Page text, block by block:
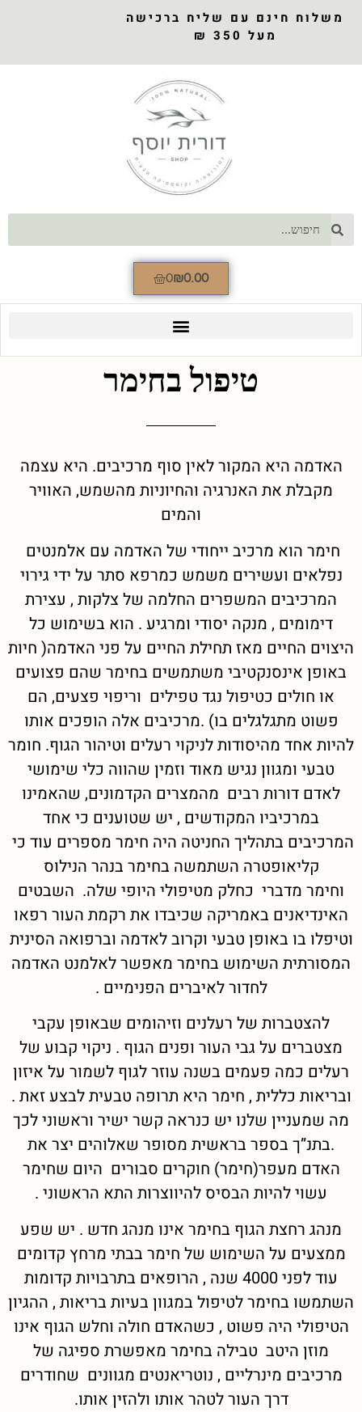
משלוח חינם עם שליח ברכישה
מעל 350 ₪
₪0.00
0
טיפול בחימר
האדמה היא המקור לאין סוף מרכיבים. היא עצמה
מקבלת את האנרגיה והחיוניות מהשמש, האוויר
והמים
חימר הוא מרכיב ייחודי של האדמה עם אלמנטים
נפלאים ועשירים משמש כמרפא סתר על ידי גירוי
המרכיבים המשפרים החלמה של צלקות , עצירת
דימומים , מנקה יסודי ומרגיע . הוא בשימוש כל
היצוים החיים מאז תחילת החיים על פני האדמה( חיות
באופן אינסנקטיבי משתמשים בחימר שהם פצועים
או חולים כטיפול נגד טפילים וריפוי פצעים, הם
פשוט מתגלגלים בו) .מרכיבים אלה הופכים אותו
להיות אחד מהיסודות לניקוי רעלים וטיהור הגוף. חומר
טבעי ומגוון נגיש מאוד וזמין שהווה כלי שימושי
לאדם דורות רבים מהמצרים הקדמונים, שהאמינו
במרכיביו המקודשים , יש שטוענים כי אחד
המרכיבים בתהליך החניטה היה חימר מספרים עוד כי
קליאופטרה השתמשה בחימר בנהר הנילוס
וחימר מדברי כחלק מטיפולי היופי שלה. השבטים
האינדיאנים באמריקה שכיבדו את רקמת העור רפאו
וטיפלו בו באופן טבעי וקרוב לאדמה וברפואה הסינית
המסורתית השימוש בחימר מאפשר לאלמנט האדמה
לחדור לאיברים הפנימיים .
להצטברות של רעלנים וזיהומים שבאופן עקבי
מצטברים על גבי העור ופנים הגוף . ניקוי קבוע של
רעלים כמה פעמים בשנה עוזר לגוף לשמור על איזון
ובריאות כללית , חימר היא תרופה טבעית לבצע זאת .
מה שמעניין שלנו יש כנראה קשר ישיר וראשוני לכך
.בתנ”ך בספר בראשית מסופר שאלוהים יצר את
האדם מעפר(חימר) חוקרים סבורים היום שחימר
עשוי להיות הבסיס להיווצרות התא הראשוני .
מנהג רחצת הגוף בחימר אינו מנהג חדש . יש שפע
ממצעים על השימוש של חימר בבתי מרחץ קדומים
עוד לפני 4000 שנה , הרופאים בתרבויות קדומות
השתמשו בחימר לטיפול במגוון בעיות בריאות , ההגיון
הטיפולי היה פשוט , כשהאדם חולה וחלש הגוף אינו
מוזן היטב טבילה בחימר מאפשרת ספיגה של
מרכיבים מינרליים , נוטריאנטים מגוונים שחודרים
דרך העור לטהר אותו ולהזין אותו.